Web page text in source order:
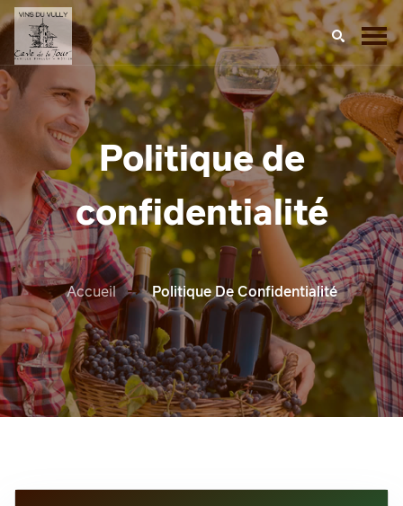
Politique de
confidentialité
Accueil Politique De Confidentialité